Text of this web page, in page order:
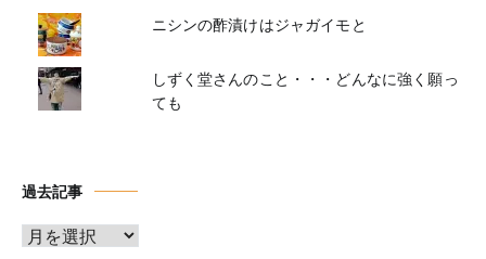
ニシンの酢漬けはジャガイモと
しずく堂さんのこと・・・どんなに強く願っ
ても
過去記事
ア